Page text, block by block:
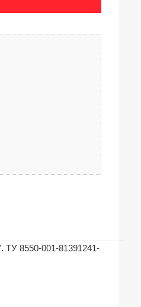
ТУ 8550-001-81391241-